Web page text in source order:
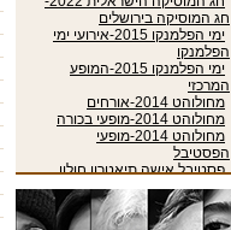
חג המוסיקה בירושלים
ימי הפלמנקו 2015-אירועי ימי
הפלמנקו
ימי הפלמנקו 2015-המופע
המרכזי
מחולוהט 2014-אורחים
מחולוהט 2014-מופעי בכורה
מחולוהט 2014-מופעי
הפסטיבל
פסטיבל אישה תיאטרון חולון
2020-מופעים
פסטיבל אלעד להצגות ילדים
חנוכה 2017-המופעים